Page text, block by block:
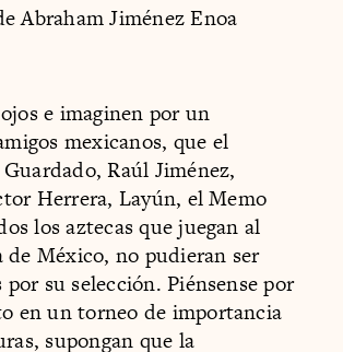
Abraham Jiménez Enoa
e imaginen por un
mexicanos, que el
Raúl Jiménez,
Herrera, Layún, el Memo
los aztecas que juegan al
México, no pudieran ser
por su selección. Piénsense por
en un torneo de importancia
supongan que la